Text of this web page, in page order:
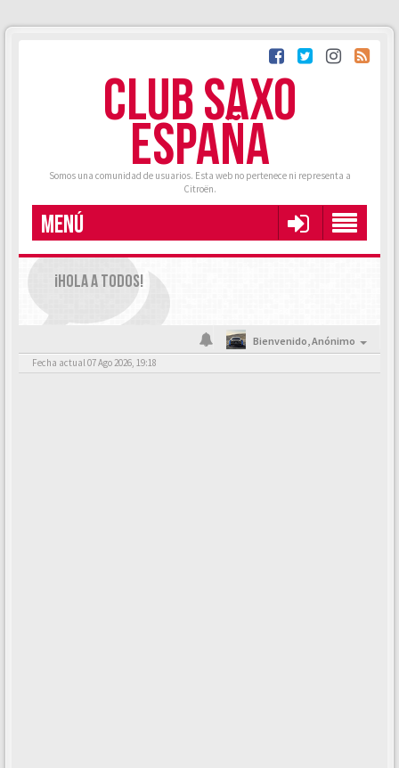
CLUB SAXO
ESPAÑA
Somos una comunidad de usuarios. Esta web no pertenece ni representa a
Citroën.
MENÚ
¡HOLA A TODOS!
Bienvenido,Anónimo
Fecha actual 07 Ago 2026, 19:18